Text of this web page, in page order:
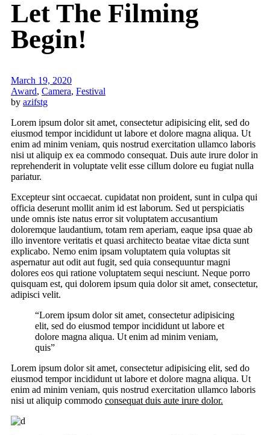
Let The Filming
Begin!
March 19, 2020
Award, Camera, Festival
by azifstg
Lorem ipsum dolor sit amet, consectetur adipisicing elit, sed do
eiusmod tempor incididunt ut labore et dolore magna aliqua. Ut
enim ad minim veniam, quis nostrud exercitation ullamco laboris
nisi ut aliquip ex ea commodo consequat. Duis aute irure dolor in
reprehenderit in voluptate velit esse cillum dolore eu fugiat nulla
pariatur.
Excepteur sint occaecat. cupidatat non proident, sunt in culpa qui
officia deserunt mollit anim id est laborum. Sed ut perspiciatis
unde omnis iste natus error sit voluptatem accusantium
doloremque laudantium, totam rem aperiam, eaque ipsa quae ab
illo inventore veritatis et quasi architecto beatae vitae dicta sunt
explicabo. Nemo enim ipsam voluptatem quia voluptas sit
aspernatur aut odit aut fugit, sed quia consequuntur magni
dolores eos qui ratione voluptatem sequi nesciunt. Neque porro
quisquam est, qui dolorem ipsum quia dolor sit amet, consectetur,
adipisci velit.
“Lorem ipsum dolor sit amet, consectetur adipisicing
elit, sed do eiusmod tempor incididunt ut labore et
dolore magna aliqua. Ut enim ad minim veniam,
quis”
Lorem ipsum dolor sit amet, consectetur adipisicing elit, sed do
eiusmod tempor incididunt ut labore et dolore magna aliqua. Ut
enim ad minim veniam, quis nostrud exercitation ullamco laboris
nisi ut aliquip commodo consequat duis aute irure dolor.